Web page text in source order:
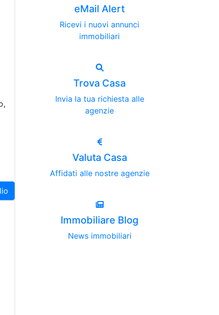
eMail Alert
Ricevi i nuovi annunci
immobiliari
Trova Casa
Invia la tua richiesta alle
agenzie
Valuta Casa
Affidati alle nostre agenzie
Immobiliare Blog
News immobiliari